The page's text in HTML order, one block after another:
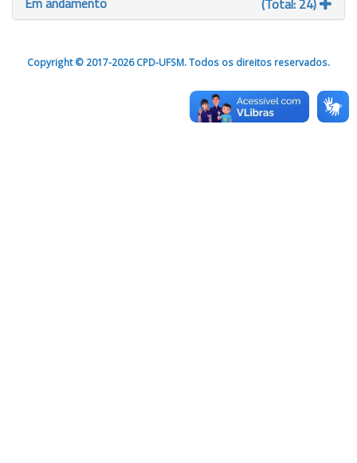
(Total: 24)
Copyright © 2017-2026 CPD-UFSM. Todos os direitos reservados.